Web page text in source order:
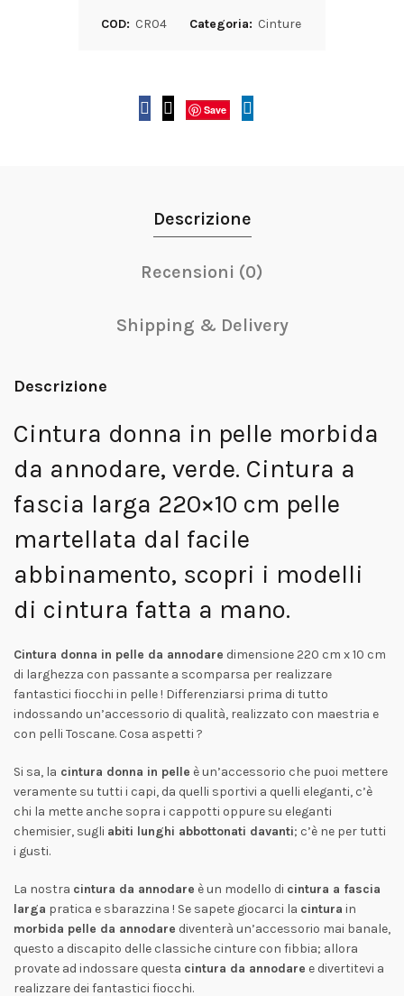
COD: CR04 Categoria: Cinture
Save
Descrizione
Recensioni (0)
Shipping & Delivery
Descrizione
Cintura donna in pelle morbida
da annodare, verde. Cintura a
fascia larga 220×10 cm pelle
martellata dal facile
abbinamento, scopri i modelli
di cintura fatta a mano.
Cintura donna in pelle da annodare dimensione 220 cm x 10 cm
di larghezza con passante a scomparsa per realizzare
fantastici fiocchi in pelle ! Differenziarsi prima di tutto
indossando un’accessorio di qualità, realizzato con maestria e
con pelli Toscane. Cosa aspetti ?
Si sa, la cintura donna in pelle è un’accessorio che puoi mettere
veramente su tutti i capi, da quelli sportivi a quelli eleganti, c’è
chi la mette anche sopra i cappotti oppure su eleganti
chemisier, sugli abiti lunghi abbottonati davanti; c’è ne per tutti
i gusti.
La nostra cintura da annodare è un modello di cintura a fascia
larga pratica e sbarazzina ! Se sapete giocarci la cintura in
morbida pelle da annodare diventerà un’accessorio mai banale,
questo a discapito delle classiche cinture con fibbia; allora
provate ad indossare questa cintura da annodare e divertitevi a
realizzare dei fantastici fiocchi.